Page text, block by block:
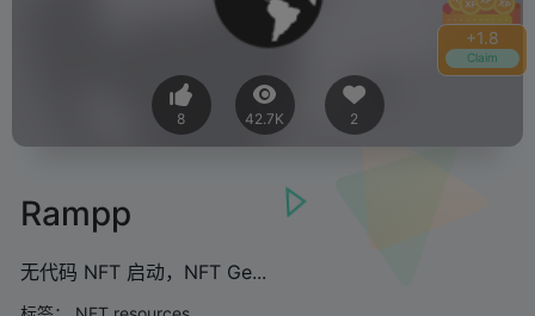
+2.0
Claim
8 42.7K 2
Rampp
无代码 NFT 启动，NFT Ge...